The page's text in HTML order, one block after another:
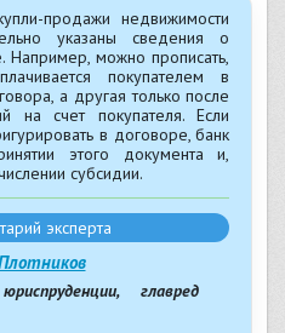
продажи недвижимости
указаны сведения о
Например, можно прописать,
покупателем в
а другая только после
на счет покупателя. Если
в договоре, банк
этого документа и,
субсидии.
главред
эксперта